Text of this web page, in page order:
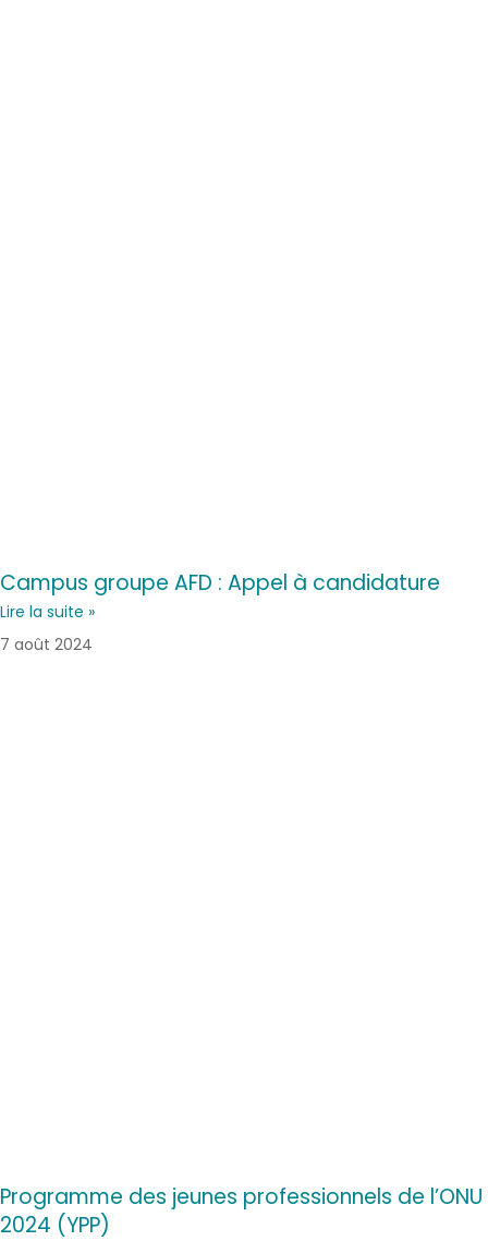
Campus groupe AFD : Appel à candidature
Lire la suite »
7 août 2024
Programme des jeunes professionnels de l’ONU
2024 (YPP)